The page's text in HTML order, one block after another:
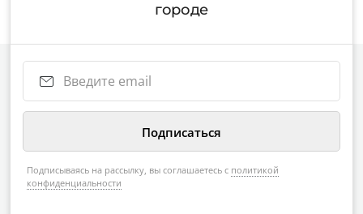
городе
Подписываясь на рассылку, вы соглашаетесь с политикой
конфиденциальности